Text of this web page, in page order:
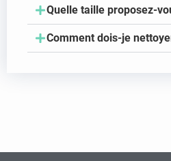
Quelle taille proposez-
Comment dois-je